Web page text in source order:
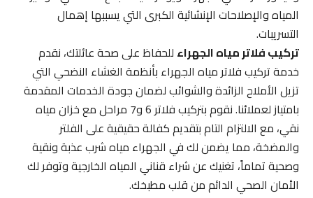
المياه والإصلاحات الإنشائية الكبرى التي يسببها إهمال
التسريبات.
تركيب فلاتر مياه الجهراءللحفاظ على صحة عائلتك، نقدم
خدمة تركيب فلاتر مياه الجهراء بأنظمة الغشاء النضحي التي
تزيل الأملاح الزائدة والشوائب لضمان جودة الخدمات المقدمة
بامتياز لعملائنا. نقوم بتركيب فلاتر 6 و7 مراحل مع خزان مياه
نقي، مع الالتزام التام بتقديم كفالة حقيقية على الفلتر
والمضخة، مما يضمن لك في الجهراء مياه شرب عذبة ونقية
وصحية تماماً، تغنيك عن شراء قناني المياه الخارجية وتوفر لك
الأمان الصحي الدائم من قلب مطبخك.